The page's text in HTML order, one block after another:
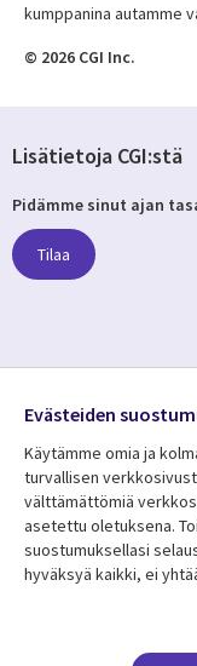
kumppanina autamme
© 2026 CGI Inc.
Resurssikeskus
Library
Asiakastarinat
Lisätietoja CGI:stä
Pidämme sinut ajan
Tilaa
Media
FINLAND
Evästeiden
Käytämme omia ja
turvallisen
välttämättömiä
asetettu oletuksena.
suostumuksellasi
hyväksyä kaikki, ei